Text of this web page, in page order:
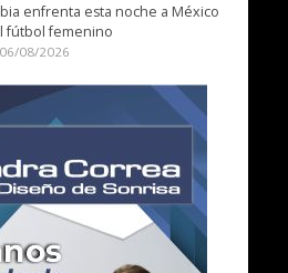
enfrenta esta noche a México
fútbol femenino
06/08/2026